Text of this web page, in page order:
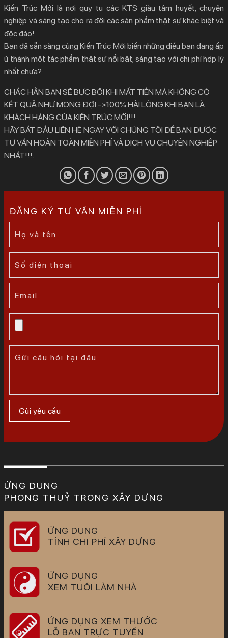
Kiến Trúc Mới là nơi quy tụ các KTS giàu tâm huyết, chuyên
nghiệp và sáng tạo cho ra đời các sản phẩm thật sự khác biệt và
độc đáo!
Bạn đã sẵn sàng cùng Kiến Trúc Mới biến những điều bạn đang ấp
ủ thành một tác phẩm thật sự nổi bật, sáng tạo với chi phí hợp lý
nhất chưa?
CHẮC HẲN BẠN SẼ BỰC BỘI KHI MẤT TIỀN MÀ KHÔNG CÓ
KẾT QUẢ NHƯ MONG ĐỢI ->100% HÀI LÒNG KHI BẠN LÀ
KHÁCH HÀNG CỦA KIẾN TRÚC MỚI!!!
HÃY BẮT ĐẦU LIÊN HỆ NGAY VỚI CHÚNG TÔI ĐỂ BẠN ĐƯỢC
TƯ VẤN HOÀN TOÀN MIỄN PHÍ VÀ DỊCH VỤ CHUYÊN NGHIỆP
NHẤT!!!.
ĐĂNG KÝ TƯ VẤN MIỄN PHÍ
ỨNG DỤNG
PHONG THUỶ TRONG XÂY DỰNG
ỨNG DỤNG
TÍNH CHI PHÍ XÂY DỰNG
ỨNG DỤNG
XEM TUỔI LÀM NHÀ
ỨNG DỤNG XEM THƯỚC
LỖ BAN TRỰC TUYẾN